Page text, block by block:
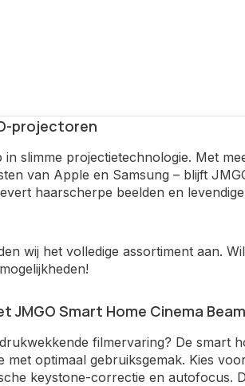
projectoren
slimme projectietechnologie. Met
van Apple en Samsung – blijft
haarscherpe beelden en
wij het volledige assortiment aan.
JMGO Smart Home Cinema
filmervaring? De smart
met optimaal gebruiksgemak. Kies
keystone-correctie en autofocus.